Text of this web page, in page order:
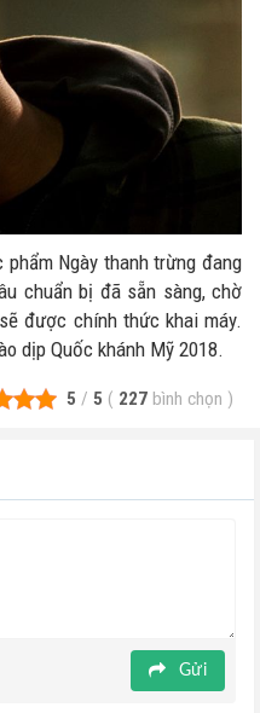
Ngày thanh trừng đang
chuẩn bị đã sẵn sàng, chờ
được chính thức khai máy.
dịp Quốc khánh Mỹ 2018.
5 / 5 ( 227 bình chọn )
Gửi